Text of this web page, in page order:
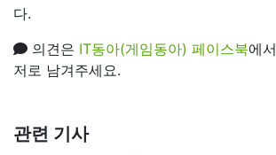
다.
의견은 IT동아(게임동아) 페이스북에
저로 남겨주세요.
관련 기사